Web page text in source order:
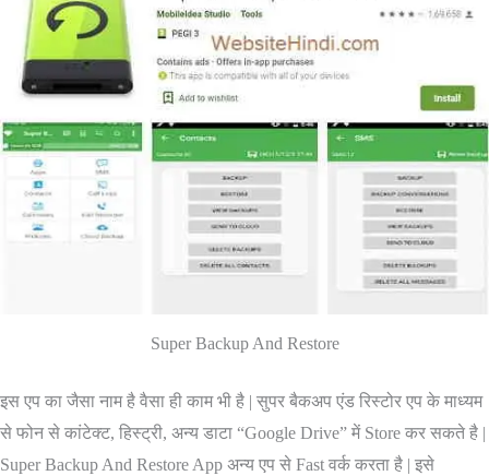
Super Backup And Restore
इस एप का जैसा नाम है वैसा ही काम भी है | सुपर बैकअप एंड रिस्टोर एप के माध्यम
से फोन से कांटेक्ट, हिस्ट्री, अन्य डाटा “Google Drive” में Store कर सकते है |
Super Backup And Restore App अन्य एप से Fast वर्क करता है | इसे